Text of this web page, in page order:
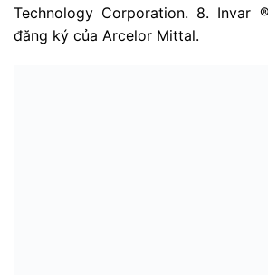
Technology Corporation. 8. Invar
đăng ký của Arcelor Mittal.